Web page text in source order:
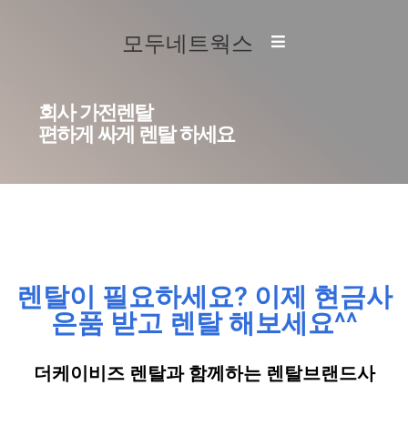
모두네트웍스
회사 가전렌탈
편하게 싸게 렌탈 하세요
렌탈이 필요하세요? 이제 현금사
은품 받고 렌탈 해보세요^^
더케이비즈 렌탈과 함께하는 렌탈브랜드사